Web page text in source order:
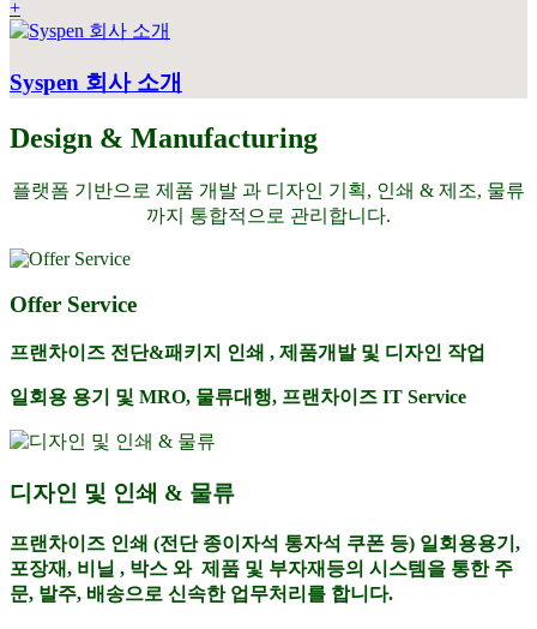
+
Syspen 회사 소개
Design & Manufacturing
플랫폼 기반으로 제품 개발 과 디자인 기획, 인쇄 & 제조, 물류
까지 통합적으로 관리합니다.
Offer Service
프랜차이즈 전단&패키지 인쇄 , 제품개발 및 디자인 작업
일회용 용기 및 MRO, 물류대행, 프랜차이즈 IT Service
디자인 및 인쇄 & 물류
프랜차이즈 인쇄 (전단 종이자석 통자석 쿠폰 등) 일회용용기,
포장재, 비닐 , 박스 와 제품 및 부자재등의 시스템을 통한 주
문, 발주, 배송으로 신속한 업무처리를 합니다.